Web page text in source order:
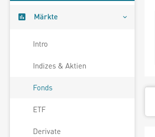
Märkte
Intro
Indizes & Aktien
Fonds
ETF
Derivate